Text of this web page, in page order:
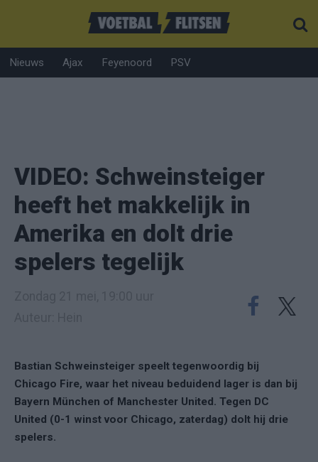
Nieuws Ajax Feyenoord PSV
VIDEO: Schweinsteiger
heeft het makkelijk in
Amerika en dolt drie
spelers tegelijk
Bastian Schweinsteiger speelt tegenwoordig bij
Chicago Fire, waar het niveau beduidend lager is dan bij
Bayern München of Manchester United. Tegen DC
United (0-1 winst voor Chicago, zaterdag) dolt hij drie
spelers.